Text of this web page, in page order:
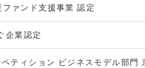
ァンド支援事業 認定
企業認定
ティション ビジネスモデル部門